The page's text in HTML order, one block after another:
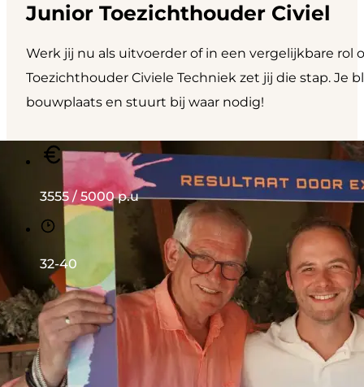
Junior Toezichthouder Civiel
Werk jij nu als uitvoerder of in een vergelijkbare
Toezichthouder Civiele Techniek zet jij die stap.
bouwplaats en stuurt bij waar nodig!
3555 / 5000 p.u
32-40